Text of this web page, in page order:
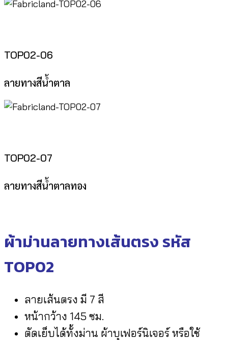
TOP02-06
ลายทางสีน้ำตาล
TOP02-07
ลายทางสีน้ำตาลทอง
ผ้าม่านลายทางเส้นตรง รหัส
TOP02
ลายเส้นตรง มี 7 สี
หน้ากว้าง 145 ซม.
ตัดเย็บได้ทั้งม่าน ผ้าบุเฟอร์นิเจอร์ หรือใช้